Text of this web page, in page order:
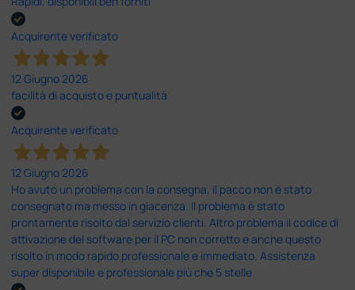
Acquirente verificato
12 Giugno 2026
facilità di acquisto e puntualità
Acquirente verificato
12 Giugno 2026
Ho avuto un problema con la consegna, il pacco non è stato
consegnato ma messo in giacenza. Il problema è stato
prontamente risolto dal servizio clienti. Altro problema il codice di
attivazione del software per il PC non corretto e anche questo
risolto in modo rapido professionale e immediato. Assistenza
super disponibile e professionale più che 5 stelle